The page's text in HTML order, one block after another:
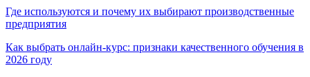
Где используются и почему их выбирают производственные
предприятия
Как выбрать онлайн-курс: признаки качественного обучения в
2026 году